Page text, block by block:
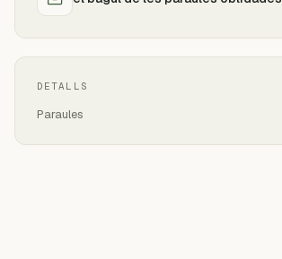
DETALLS
Paraules